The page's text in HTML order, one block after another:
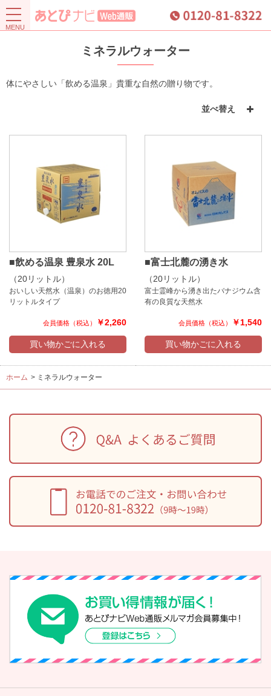
ミネラルウォーター
体にやさしい「飲める温泉」貴重な自然の贈り物です。
並べ替え
■飲める温泉 豊泉水 20L
（20リットル）
おいしい天然水（温泉）のお徳用20
リットルタイプ
￥2,260
買い物かごに入れる
■富士北麓の湧き水
（20リットル）
富士霊峰から湧き出たバナジウム含
有の良質な天然水
￥1,540
買い物かごに入れる
ホーム > ミネラルウォーター